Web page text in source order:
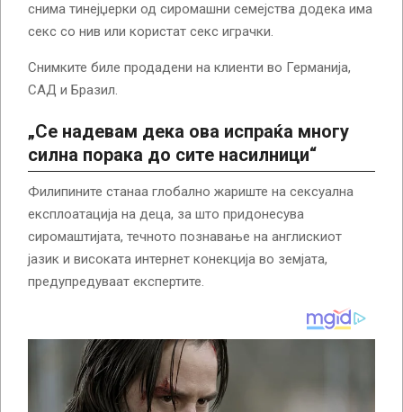
снима тинејџерки од сиромашни семејства додека има
секс со нив или користат секс играчки.
Снимките биле продадени на клиенти во Германија,
САД и Бразил.
„Се надевам дека ова испраќа многу
силна порака до сите насилници“
Филипините станаа глобално жариште на сексуална
експлоатација на деца, за што придонесува
сиромаштијата, течното познавање на англискиот
јазик и високата интернет конекција во земјата,
предупредуваат експертите.